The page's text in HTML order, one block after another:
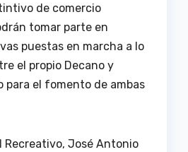
de comercio
tomar parte en
puestas en marcha a lo
el propio Decano y
para el fomento de ambas
Recreativo, José Antonio